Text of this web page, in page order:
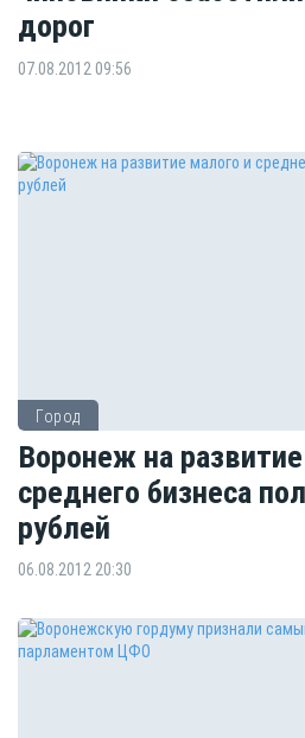
дорог
07.08.2012 09:56
Город
Воронеж на
среднего бизнеса
рублей
06.08.2012 20:30